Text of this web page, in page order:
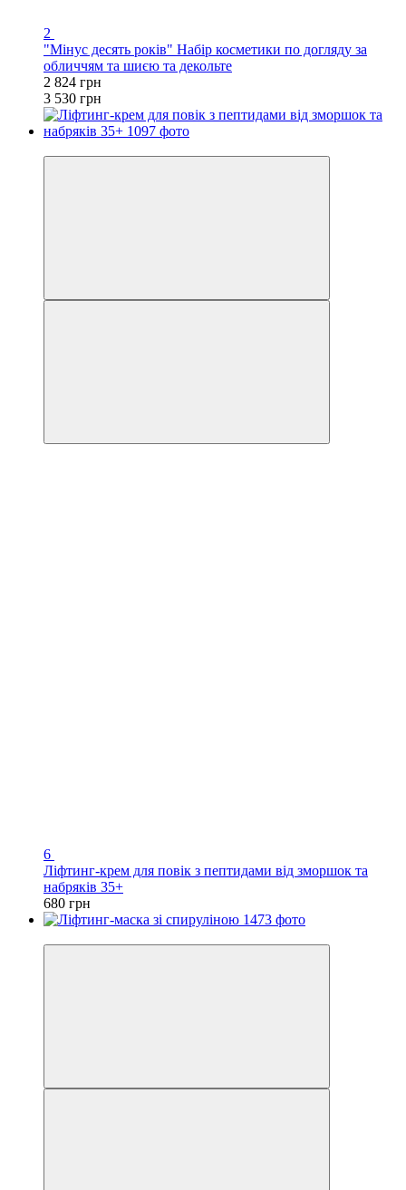
2
"Мінус десять років" Набір косметики по догляду за
обличчям та шиєю та декольте
2 824 грн
3 530 грн
6
Ліфтинг-крем для повік з пептидами від зморшок та
набряків 35+
680 грн